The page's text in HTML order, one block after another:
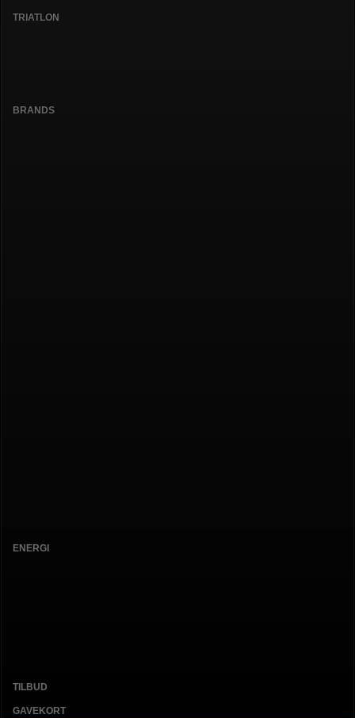
TRIATLON
BRANDS
ENERGI
TILBUD
GAVEKORT